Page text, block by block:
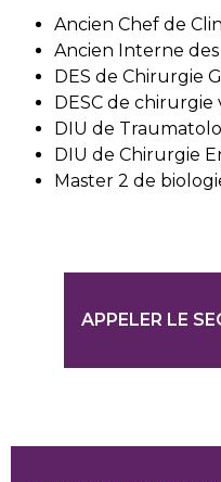
Ancien Chef de
Ancien Interne
DES de Chirurgie
DESC de chirurgie
DIU de
DIU de Chirurgie
Master 2 de
APPELER LE